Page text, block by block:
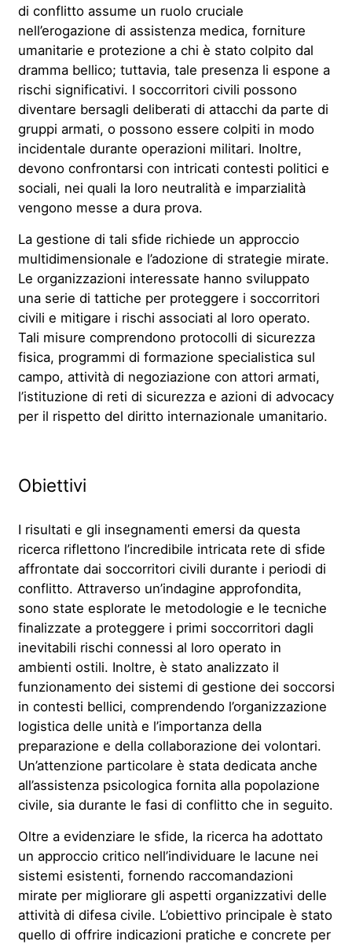
di conflitto assume un ruolo cruciale
nell’erogazione di assistenza medica, forniture
umanitarie e protezione a chi è stato colpito dal
dramma bellico; tuttavia, tale presenza li espone a
rischi significativi. I soccorritori civili possono
diventare bersagli deliberati di attacchi da parte di
gruppi armati, o possono essere colpiti in modo
incidentale durante operazioni militari. Inoltre,
devono confrontarsi con intricati contesti politici e
sociali, nei quali la loro neutralità e imparzialità
vengono messe a dura prova.
La gestione di tali sfide richiede un approccio
multidimensionale e l’adozione di strategie mirate.
Le organizzazioni interessate hanno sviluppato
una serie di tattiche per proteggere i soccorritori
civili e mitigare i rischi associati al loro operato.
Tali misure comprendono protocolli di sicurezza
fisica, programmi di formazione specialistica sul
campo, attività di negoziazione con attori armati,
l’istituzione di reti di sicurezza e azioni di advocacy
per il rispetto del diritto internazionale umanitario.
Obiettivi
I risultati e gli insegnamenti emersi da questa
ricerca riflettono l’incredibile intricata rete di sfide
affrontate dai soccorritori civili durante i periodi di
conflitto. Attraverso un’indagine approfondita,
sono state esplorate le metodologie e le tecniche
finalizzate a proteggere i primi soccorritori dagli
inevitabili rischi connessi al loro operato in
ambienti ostili. Inoltre, è stato analizzato il
funzionamento dei sistemi di gestione dei soccorsi
in contesti bellici, comprendendo l’organizzazione
logistica delle unità e l’importanza della
preparazione e della collaborazione dei volontari.
Un’attenzione particolare è stata dedicata anche
all’assistenza psicologica fornita alla popolazione
civile, sia durante le fasi di conflitto che in seguito.
Oltre a evidenziare le sfide, la ricerca ha adottato
un approccio critico nell’individuare le lacune nei
sistemi esistenti, fornendo raccomandazioni
mirate per migliorare gli aspetti organizzativi delle
attività di difesa civile. L’obiettivo principale è stato
quello di offrire indicazioni pratiche e concrete per